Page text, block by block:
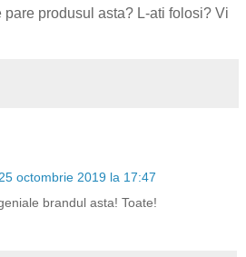
pare produsul asta? L-ati folosi? Vi
25 octombrie 2019 la 17:47
brandul asta! Toate!